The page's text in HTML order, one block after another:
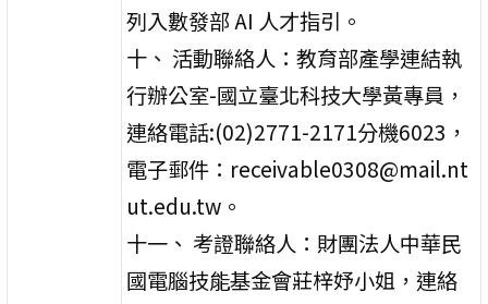
列入數發部 AI 人才指引。
十、 活動聯絡人：教育部產學連結執
行辦公室-國立臺北科技大學黃專員，
連絡電話:(02)2771-2171分機6023，
電子郵件：receivable0308@mail.nt
ut.edu.tw。
十一、 考證聯絡人：財團法人中華民
國電腦技能基金會莊梓妤小姐，連絡